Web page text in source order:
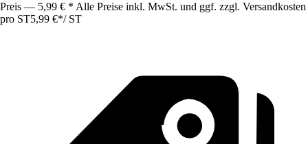
Preis — 5,99 € * Alle Preise inkl. MwSt. und ggf. zzgl. Versandkosten
pro ST5,99 €*/ ST